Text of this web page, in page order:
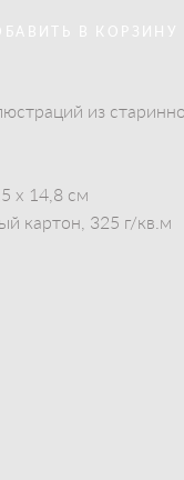
В КОРЗИНУ
из
x 14,8 см
картон, 325 г/кв.м